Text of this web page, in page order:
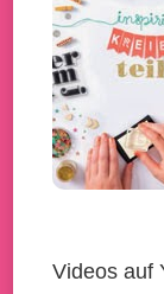
Videos auf